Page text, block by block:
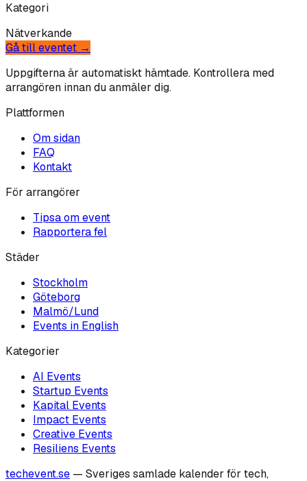
Kategori
Nätverkande
Gå till eventet →
Uppgifterna är automatiskt hämtade. Kontrollera med
arrangören innan du anmäler dig.
Plattformen
Om sidan
FAQ
Kontakt
För arrangörer
Tipsa om event
Rapportera fel
Städer
Stockholm
Göteborg
Malmö/Lund
Events in English
Kategorier
AI Events
Startup Events
Kapital Events
Impact Events
Creative Events
Resiliens Events
techevent.se — Sveriges samlade kalender för tech,